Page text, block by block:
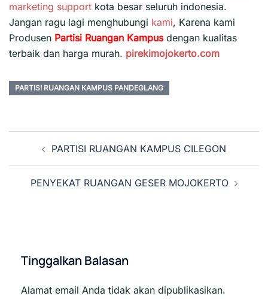
marketing support kota besar seluruh indonesia.
Jangan ragu lagi menghubungi kami, Karena kami
Produsen Partisi Ruangan Kampus dengan kualitas
terbaik dan harga murah. pirekimojokerto.com
PARTISI RUANGAN KAMPUS PANDEGLANG
TulisanPARTISI RUANGAN KAMPUS CILEGON
PENYEKAT RUANGAN GESER MOJOKERTO
Tinggalkan Balasan
Alamat email Anda tidak akan dipublikasikan.